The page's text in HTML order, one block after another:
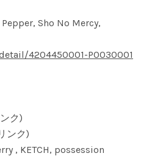
Pepper, Sho No Mercy,
4204450001-P0030001
ク)
ンク)
, KETCH, possession